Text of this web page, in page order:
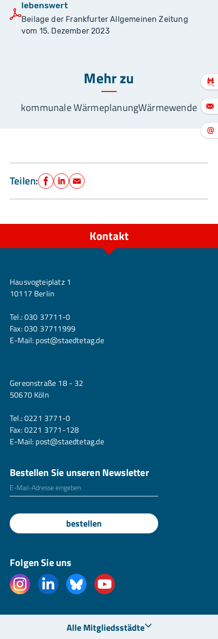
lebenswert
Beilage der Frankfurter Allgemeinen Zeitung
vom 15. Dezember 2023
Mehr zu
kommunale WärmeplanungWärmewende
Teilen: Facebook
LinkedIn
E-Mail
Kontakt
Hausvogteiplatz 1
10117 Berlin
Tel.:030 37711-0
Fax: 030 37711999
E-Mail: post@staedtetag.de
Gereonstraße 18 - 32
50670 Köln
Tel.:0221 3771-0
Fax: 0221 3771-128
E-Mail: post@staedtetag.de
Bestellen Sie unseren Newsletter
E-Mailadresse
bestellen
Folgen Sie uns
Alle Mitgliedsstädte